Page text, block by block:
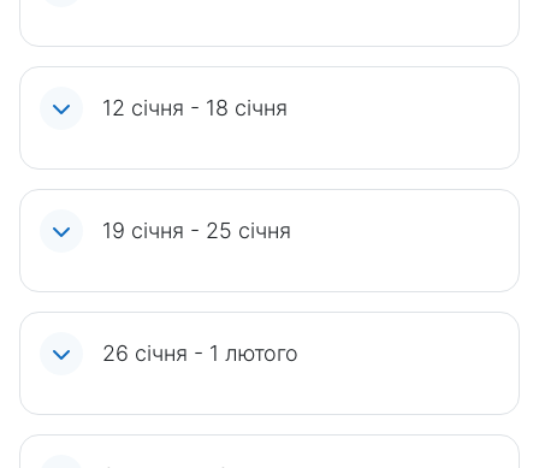
12 січня - 18 січня
19 січня - 25 січня
26 січня - 1 лютого